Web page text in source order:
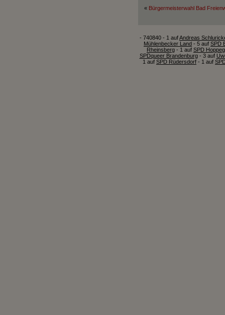
« Bürgermeisterwahl Bad
- 740840 - 1 aufAndreas
Mühlenbecker Land - 5 auf SPD
Rheinsberg - 1 auf SPD
SPDqueer Brandenburg- 3 auf
1 auf SPD Rüdersdorf - 1 auf